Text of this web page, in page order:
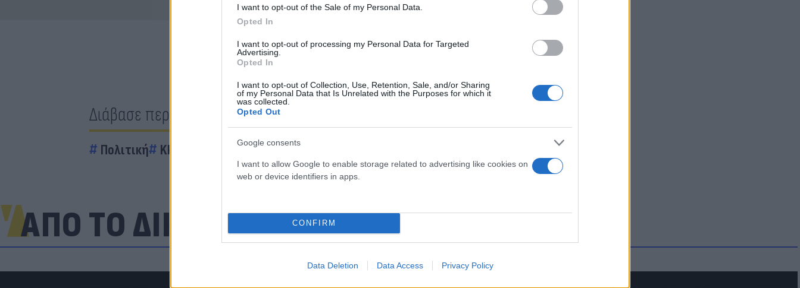
I want to opt-out of the Sale of my Personal Data.
Opted In
I want to opt-out of processing my Personal Data for Targeted
Advertising.
Opted In
I want to opt-out of Collection, Use, Retention, Sale, and/or Sharing
of my Personal Data that Is Unrelated with the Purposes for which it
was collected.
Opted Out
Google consents
I want to allow Google to enable storage related to advertising like cookies on
web or device identifiers in apps.
CONFIRM
Data Deletion Data Access Privacy Policy
Διάβασε περισσότερα
Πολιτική KKE παρακολουθήσεις
ΑΠΟ ΤΟ ΔΙΚΤΥΟ